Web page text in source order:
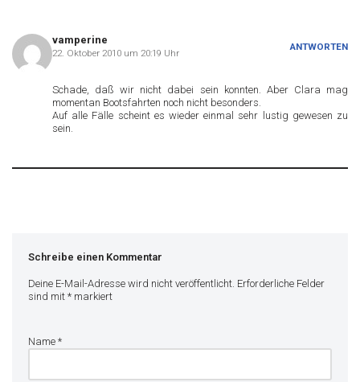
vamperine
22. Oktober 2010 um 20:19 Uhr
ANTWORTEN
Schade, daß wir nicht dabei sein konnten. Aber Clara mag
momentan Bootsfahrten noch nicht besonders.
Auf alle Fälle scheint es wieder einmal sehr lustig gewesen zu
sein.
Schreibe einen Kommentar
Deine E-Mail-Adresse wird nicht veröffentlicht. Erforderliche Felder
sind mit * markiert
Name *